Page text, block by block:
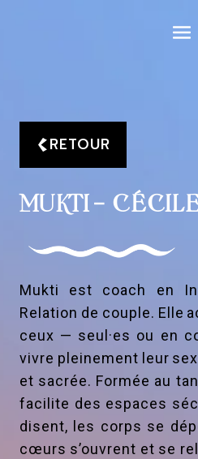
RETOUR
MUKTI –
Mukti est coach en
Relation de couple. Elle
ceux — seul·es ou en
vivre pleinement leur
et sacrée. Formée au
facilite des espaces
disent, les corps se
cœurs s’ouvrent et se